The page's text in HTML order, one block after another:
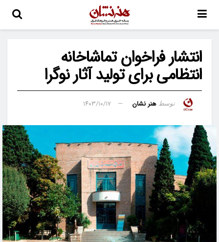
انتشار فراخوان تماشاخانه
انتظامی برای تولید آثار نوگرا
توسط هنر نشان ۱۴۰۳/۱۰/۱۷